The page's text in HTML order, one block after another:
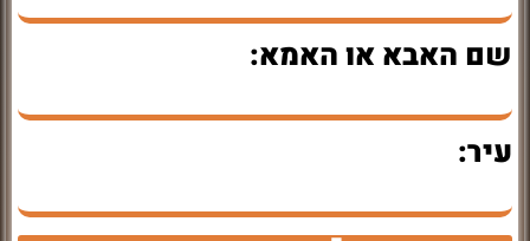
שם האבא או האמא:
עיר: